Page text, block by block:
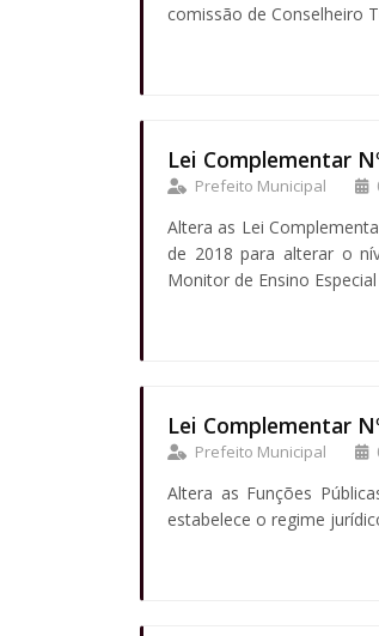
comissão de Conselheiro
Lei Complementar
Prefeito Municipal
Altera as Lei
de 2018 para alterar o
Monitor de Ensino
Lei Complementar
Prefeito Municipal
Altera as Funções
estabelece o regime